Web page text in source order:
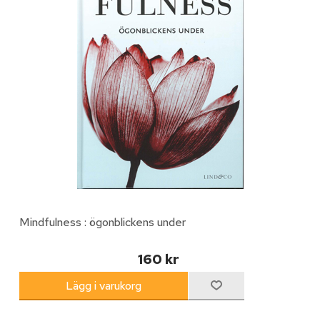
Mindfulness : ögonblickens under
160 kr